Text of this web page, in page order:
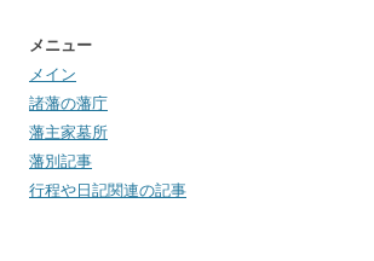
メニュー
メイン
諸藩の藩庁
藩主家墓所
藩別記事
行程や日記関連の記事